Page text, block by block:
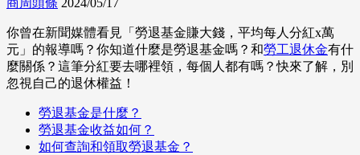
商周頭條 2024/05/17
你曾在新聞媒體看見「勞退基金賺大錢，平均每人分紅x萬
元」的報導嗎？你知道什麼是勞退基金嗎？和勞工退休金有什
麼關係？這筆分紅要去哪裡領，每個人都有嗎？快來了解，別
忽視自己的退休權益！
勞退基金是什麼？
勞退基金收益如何？
如何查詢和領取勞退基金？